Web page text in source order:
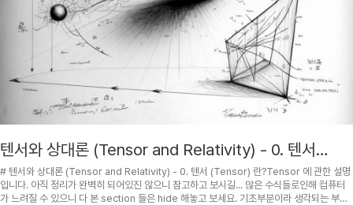
텐서와 상대론 (Tensor and Relativity) - 0. 텐서
(Tensor) 란?
# 텐서와 상대론 (Tensor and Relativity) - 0. 텐서 (Tensor) 란?Tensor 에 관한 설명
입니다. 아직 정리가 완벽히 되어있진 않으니 참고하고 보시길... 많은 수식들로인해 컴퓨터
가 느려질 수 있으니 다 본 section 들은 hide 해놓고 보세요. 기초부분이라 생각되는 부분